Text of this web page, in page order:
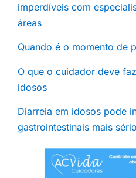
imperdíveis com
áreas
Quando é o momento de
O que o cuidador deve
idosos
Diarreia em idosos pode
gastrointestinais mais